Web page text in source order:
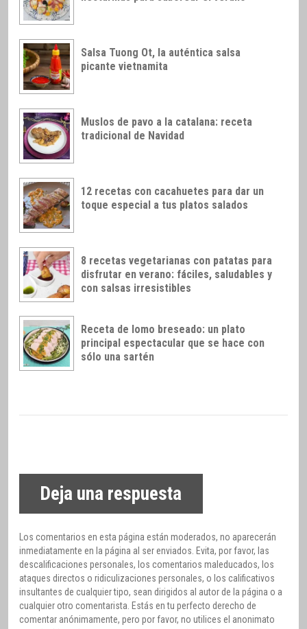
Salsa Tuong Ot, la auténtica salsa
picante vietnamita
Muslos de pavo a la catalana: receta
tradicional de Navidad
12 recetas con cacahuetes para dar un
toque especial a tus platos salados
8 recetas vegetarianas con patatas para
disfrutar en verano: fáciles, saludables y
con salsas irresistibles
Receta de lomo breseado: un plato
principal espectacular que se hace con
sólo una sartén
Deja una respuesta
Los comentarios en esta página están moderados, no aparecerán
inmediatamente en la página al ser enviados. Evita, por favor, las
descalificaciones personales, los comentarios maleducados, los
ataques directos o ridiculizaciones personales, o los calificativos
insultantes de cualquier tipo, sean dirigidos al autor de la página o a
cualquier otro comentarista. Estás en tu perfecto derecho de
comentar anónimamente, pero por favor, no utilices el anonimato